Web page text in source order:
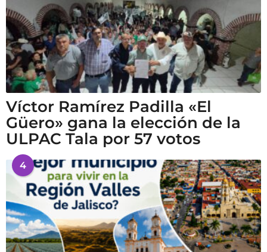
Víctor Ramírez Padilla «El
Güero» gana la elección de la
ULPAC Tala por 57 votos
4